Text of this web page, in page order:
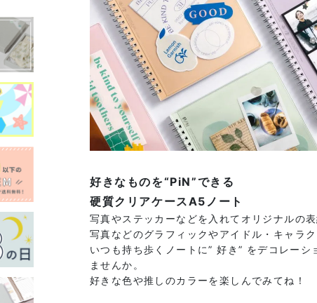
好きなものを“PiN”できる
硬質クリアケースA5ノート
写真やステッカーなどを入れてオリジナルの
写真などのグラフィックやアイドル・キャラ
いつも持ち歩くノートに” 好き” をデコレー
ませんか。
好きな色や推しのカラーを楽しんでみてね！